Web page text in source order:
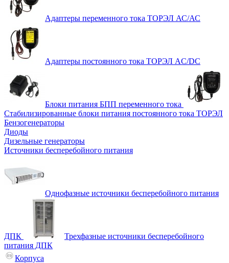
Адаптеры переменного тока ТОРЭЛ АС/АС
Адаптеры постоянного тока ТОРЭЛ AC/DC
Блоки питания БПП переменного тока
Стабилизированные блоки питания постоянного тока ТОРЭЛ
Бензогенераторы
Диоды
Дизельные генераторы
Источники бесперебойного питания
Однофазные источники бесперебойного питания
ДПК
Трехфазные источники бесперебойного
питания ДПК
Корпуса